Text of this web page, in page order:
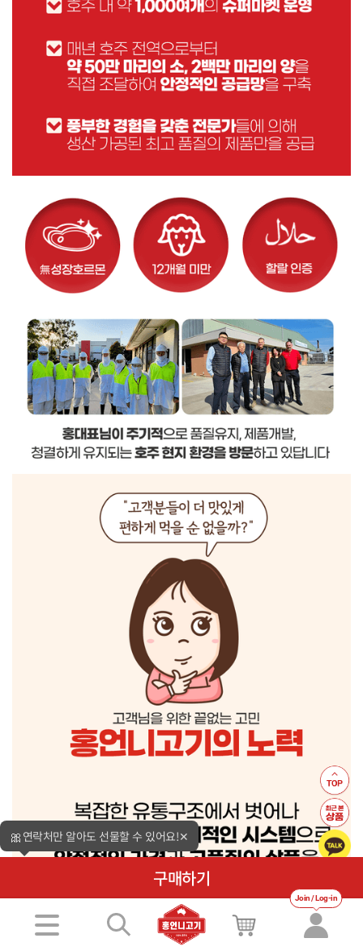
Join / Log-in
🎀 연락처만 알아도 선물할 수 있어요!✕
구매하기